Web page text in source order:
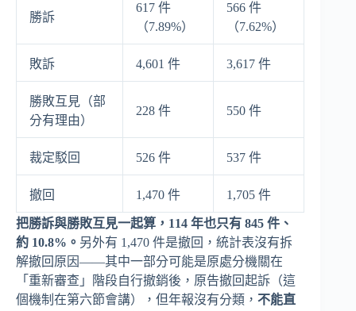
勝訴
617 件
（7.89%）
566 件
（7.62%）
敗訴 4,601 件 3,617 件
勝敗互見（部
分有理由）
228 件 550 件
裁定駁回 526 件 537 件
撤回 1,470 件 1,705 件
把勝訴與勝敗互見一起算，114 年也只有 845 件、
約 10.8%。 另外有 1,470 件是撤回，統計表沒有拆
解撤回原因——其中一部分可能是原處分機關在
「重新審查」階段自行撤銷後，原告撤回起訴（這
個機制在第六節會講），但年報沒有分類， 不能直